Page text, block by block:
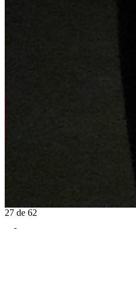
27 de 62